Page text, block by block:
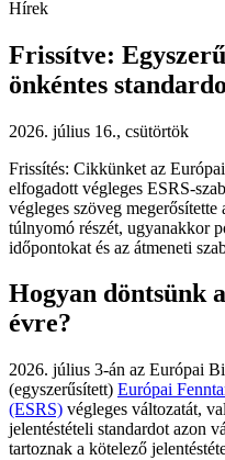
Hírek
Frissítve:
önkéntes
2026. július 16., csütörtök
Frissítés: Cikkünket az
elfogadott végleges ESRS-
végleges szöveg
túlnyomó részét, ugyanakkor
időpontokat és az átmeneti
Hogyan döntsünk
évre?
2026. július 3-án az Európai
(egyszerűsített) Európai
(ESRS) végleges változatát,
jelentéstételi standardot azon
tartoznak a kötelező